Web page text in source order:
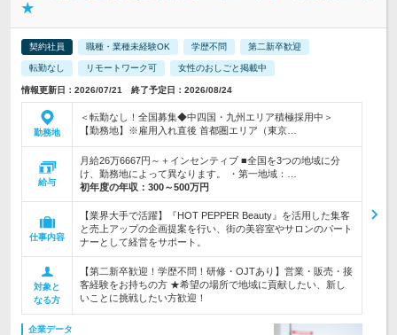
★
契約社員 職種・業種未経験OK 学歴不問 第二新卒歓迎
転勤なし リモートワーク可 女性のおしごと掲載中
情報更新日：2026/07/21 終了予定日：2026/08/24
勤務地
＜転勤なし！全国募集◆中四国・九州エリア積極採用中＞
【勤務地】※雇用入れ直後 首都圏エリア（東京…
給与
月給26万6667円～＋インセンティブ ■全国を3つの地域に分
け、勤務地によって異なります。 ・第一地域：…
初年度の年収： 300～500万円
仕事内容
【業界大手で活躍】『HOT PEPPER Beauty』を活用した集客
と売上アップの企画提案を行い、街の美容室やサロンのパート
ナーとして経営をサポート。
対象と
なる方
【第二新卒歓迎！学歴不問！研修・OJTあり】営業・販売・接
客経験をお持ちの方 ★希望の場所で地域に貢献したい、新し
いことに挑戦したい方歓迎！
企業データ